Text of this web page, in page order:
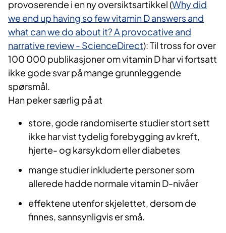
provoserende i en ny oversiktsartikkel (Why did
we end up having so few vitamin D answers and
what can we do about it? A provocative and
narrative review - ScienceDirect): Til tross for over
100 000 publikasjoner om vitamin D har vi fortsatt
ikke gode svar på mange grunnleggende
spørsmål.
Han peker særlig på at
store, gode randomiserte studier stort sett
ikke har vist tydelig forebygging av kreft,
hjerte- og karsykdom eller diabetes
mange studier inkluderte personer som
allerede hadde normale vitamin D-nivåer
effektene utenfor skjelettet, dersom de
finnes, sannsynligvis er små.